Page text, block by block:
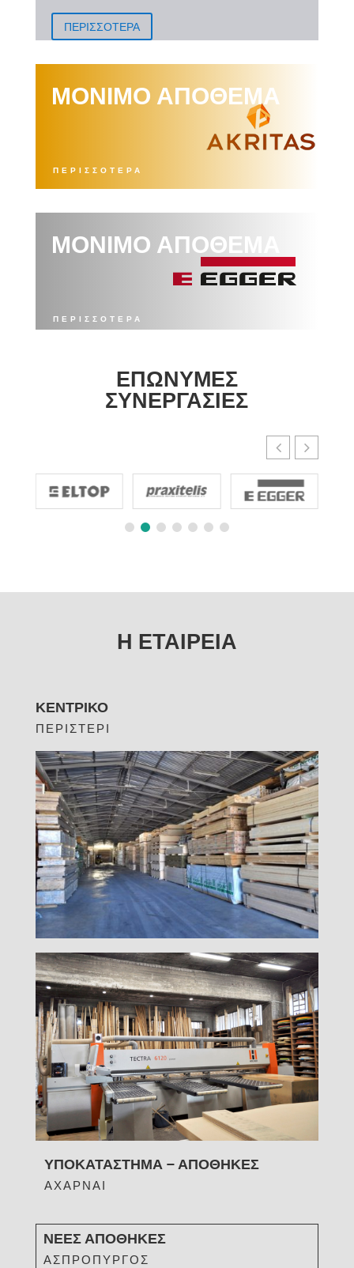
ΠΕΡΙΣΣΟΤΕΡΑ
ΜΟΝΙΜΟ ΑΠΟΘΕΜΑ
ΠΕΡΙΣΣΟΤΕΡΑ
ΜΟΝΙΜΟ ΑΠΟΘΕΜΑ
ΠΕΡΙΣΣΟΤΕΡΑ
ΕΠΩΝΥΜΕΣ
ΣΥΝΕΡΓΑΣΙΕΣ
Η ΕΤΑΙΡΕΙΑ
ΚΕΝΤΡΙΚΟ
ΠΕΡΙΣΤΕΡΙ
ΥΠΟΚΑΤΑΣΤΗΜΑ – ΑΠΟΘΗΚΕΣ
ΑΧΑΡΝΑΙ
ΝΕΕΣ ΑΠΟΘΗΚΕΣ
ΑΣΠΡΟΠΥΡΓΟΣ